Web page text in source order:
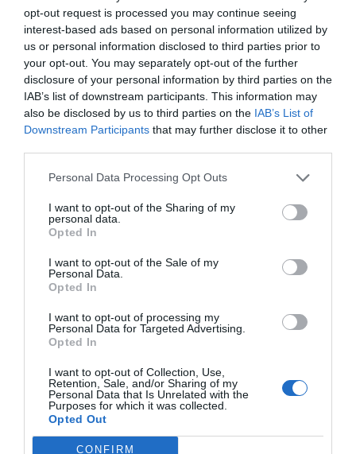
opt-out request is processed you may continue seeing
interest-based ads based on personal information utilized by
us or personal information disclosed to third parties prior to
your opt-out. You may separately opt-out of the further
disclosure of your personal information by third parties on the
IAB’s list of downstream participants. This information may
also be disclosed by us to third parties on the IAB’s List of
Downstream Participants that may further disclose it to other
Personal Data Processing Opt Outs
I want to opt-out of the Sharing of my
personal data.
Opted In
I want to opt-out of the Sale of my
Personal Data.
Opted In
I want to opt-out of processing my
Personal Data for Targeted Advertising.
Opted In
I want to opt-out of Collection, Use,
Retention, Sale, and/or Sharing of my
Personal Data that Is Unrelated with the
Purposes for which it was collected.
Opted Out
CONFIRM
Fenollarelaboraran la versió amb magre de porc i,
com és habitual en el programa, presentarandos
propostes del mateix plat: una de tradicional i una
altra d'innovadora, però amb el mateix sabor.
La cuinera de la versió tradicional seràIsabel Brines
una dona de 72 anys convertida en la matriarca de la
estrela. Sempre que els prepara ha de fer dos o tres
fornades perquè s'apunten germans, fills, nebots, nets